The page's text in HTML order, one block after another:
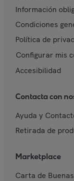
Información
Condiciones
Política de
Configurar mis
Accesibilidad
Contacta con
Ayuda y
Retirada de
Marketplace
Carta de